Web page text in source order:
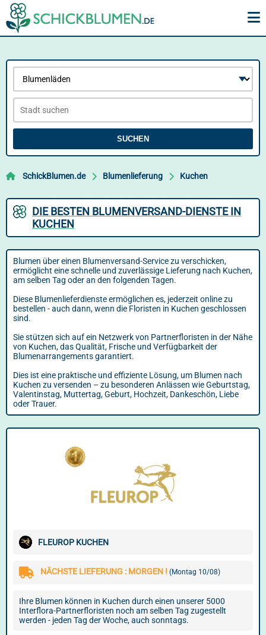
SUCHEN
SchickBlumen.de Blumenlieferung Kuchen
DIE BESTEN BLUMENVERSAND-DIENSTE IN
KUCHEN
Blumen über einen Blumenversand-Service zu verschicken,
ermöglicht eine schnelle und zuverlässige Lieferung nach Kuchen,
am selben Tag oder an den folgenden Tagen.
Diese Blumenlieferdienste ermöglichen es, jederzeit online zu
bestellen - auch dann, wenn die Floristen in Kuchen geschlossen
sind.
Sie stützen sich auf ein Netzwerk von Partnerfloristen in der Nähe
von Kuchen, das Qualität, Frische und Verfügbarkeit der
Blumenarrangements garantiert.
Dies ist eine praktische und effiziente Lösung, um Blumen nach
Kuchen zu versenden – zu besonderen Anlässen wie Geburtstag,
Valentinstag, Muttertag, Geburt, Hochzeit, Dankeschön, Liebe
oder Trauer.
FLEUROP KUCHEN
NÄCHSTE LIEFERUNG : MORGEN ! (Montag 10/08)
Ihre Blumen können in Kuchen durch einen unserer 5000
Interflora-Partnerfloristen noch am selben Tag zugestellt
werden - jeden Tag der Woche, auch sonntags.